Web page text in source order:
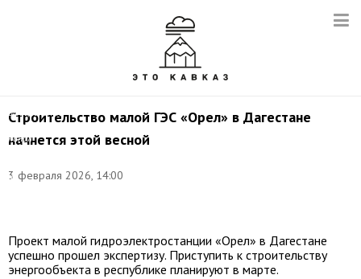
Строительство малой ГЭС «Орел» в Дагестане
начнется этой весной
3 февраля 2026, 14:00
официальный
информационный
канал
и
Проект малой гидроэлектростанции «Орел» в Дагестане
успешно прошел экспертизу. Приступить к строительству
энергообъекта в республике планируют в марте.